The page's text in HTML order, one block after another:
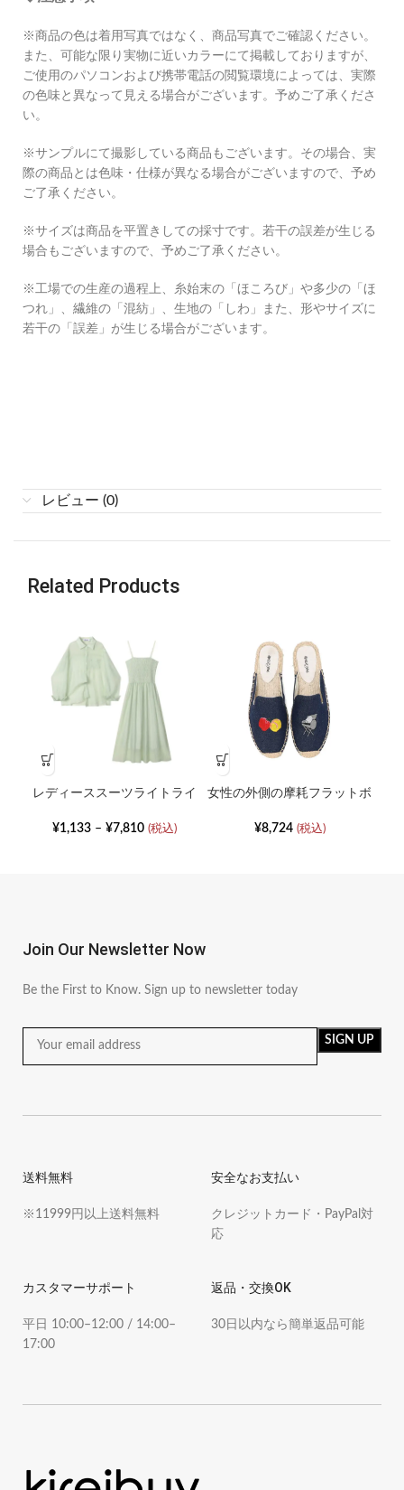
※商品の色は着用写真ではなく、商品写真でご確認ください。
また、可能な限り実物に近いカラーにて掲載しておりますが、
ご使用のパソコンおよび携帯電話の閲覧環境によっては、実際
の色味と異なって見える場合がございます。予めご了承くださ
い。
※サンプルにて撮影している商品もございます。その場合、実
際の商品とは色味・仕様が異なる場合がございますので、予め
ご了承ください。
※サイズは商品を平置きしての採寸です。若干の誤差が生じる
場合もございますので、予めご了承ください。
※工場での生産の過程上、糸始末の「ほころび」や多少の「ほ
つれ」、繊維の「混紡」、生地の「しわ」また、形やサイズに
若干の「誤差」が生じる場合がございます。
レビュー (0)
Related Products
レディーススーツライトライ
ドレスセット
¥1,133 – ¥7,810 (税込)
女性の外側の摩耗フラットボ
ミュール靴
¥8,724 (税込)
Join Our Newsletter Now
Be the First to Know. Sign up to newsletter today
送料無料
※11999円以上送料無料
安全なお支払い
クレジットカード・PayPal対
応
カスタマーサポート
平日 10:00–12:00 / 14:00–
17:00
返品・交換OK
30日以内なら簡単返品可能